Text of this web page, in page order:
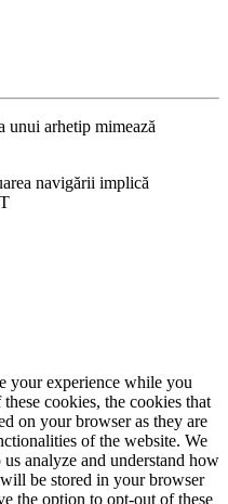
unui arhetip mimează
navigării implică
your experience while you
cookies, the cookies that
on your browser as they are
of the website. We
analyze and understand how
be stored in your browser
the option to opt-out of these